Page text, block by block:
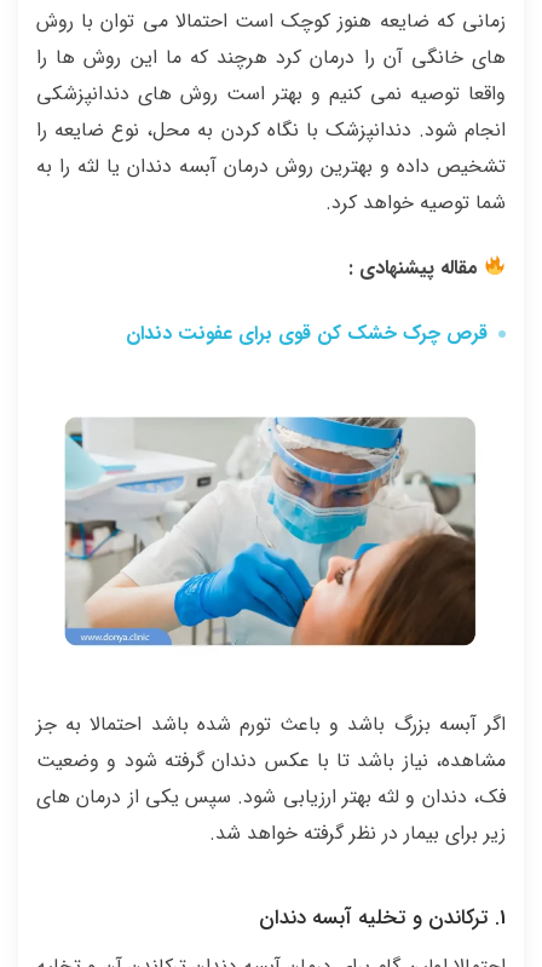
زمانی که ضایعه هنوز کوچک است احتمالا می توان با روش
های خانگی آن را درمان کرد هرچند که ما این روش ها را
واقعا توصیه نمی کنیم و بهتر است روش های دندانپزشکی
انجام شود. دندانپزشک با نگاه کردن به محل، نوع ضایعه را
تشخیص داده و بهترین روش درمان آبسه دندان یا لثه را به
شما توصیه خواهد کرد.
مقاله پیشنهادی :
قرص چرک خشک کن قوی برای عفونت دندان
اگر آبسه بزرگ باشد و باعث تورم شده باشد احتمالا به جز
مشاهده، نیاز باشد تا با عکس دندان گرفته شود و وضعیت
فک، دندان و لثه بهتر ارزیابی شود. سپس یکی از درمان های
زیر برای بیمار در نظر گرفته خواهد شد.
1. ترکاندن و تخلیه آبسه دندان